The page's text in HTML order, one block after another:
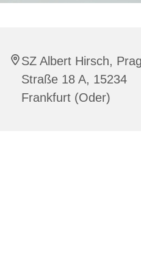
SZ Albert Hirsch,
Straße 18 A, 15234
Frankfurt (Oder)